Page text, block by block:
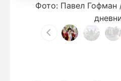
Фото: Павел Гофман